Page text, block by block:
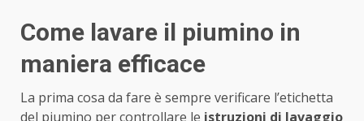
Come lavare il piumino in
maniera efficace
La prima cosa da fare è sempre verificare l’etichetta
del piumino per controllare le istruzioni di lavaggio